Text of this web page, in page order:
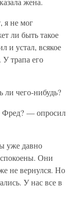
я не мог
ли быть такое
и устал, всякое
трапа его
чего-нибудь?
Фред? — опросил
уже давно
Они
не вернулся. Но
У нас все в